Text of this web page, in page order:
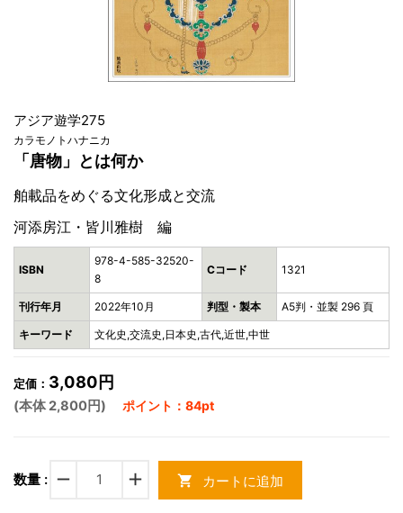
アジア遊学275
カラモノトハナニカ
「唐物」とは何か
舶載品をめぐる文化形成と交流
河添房江・皆川雅樹 編
ISBN
978-4-585-32520-
8
Cコード 1321
刊行年月 2022年10月 判型・製本 A5判・並製 296 頁
キーワード 文化史,交流史,日本史,古代,近世,中世
定価： 3,080円
(本体 2,800円) ポイント：84pt
数量 : remove add shopping_cart カートに追加